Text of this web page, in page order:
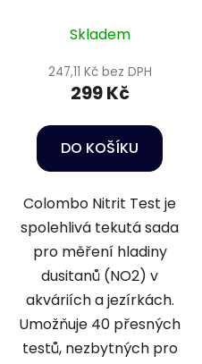
Skladem
247,11 Kč bez DPH
299 Kč
DO KOŠÍKU
Colombo Nitrit Test je
spolehlivá tekutá sada
pro měření hladiny
dusitanů (NO2) v
akváriích a jezírkách.
Umožňuje 40 přesných
testů, nezbytných pro